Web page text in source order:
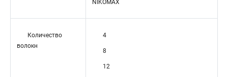
NIKOMAX
Количество
волокн
4
8
12